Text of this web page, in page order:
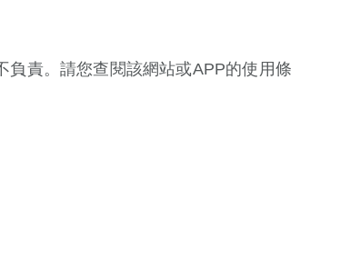
負責。請您查閱該網站或APP的使用條